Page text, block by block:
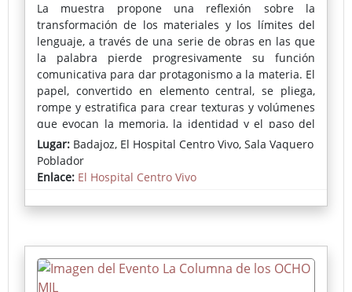
La muestra propone una reflexión sobre la
transformación de los materiales y los límites del
lenguaje, a través de una serie de obras en las que
la palabra pierde progresivamente su función
comunicativa para dar protagonismo a la materia. El
papel, convertido en elemento central, se pliega,
rompe y estratifica para crear texturas y volúmenes
que evocan la memoria, la identidad y el paso del
tiempo.
Las piezas, elaboradas a partir de materiales
recuperados del entorno urbano, reflejan además el
compromiso de la artista con el reciclaje y la
Lugar: Badajoz, El Hospital Centro Vivo, Sala Vaquero
Poblador
Enlace: El Hospital Centro Vivo